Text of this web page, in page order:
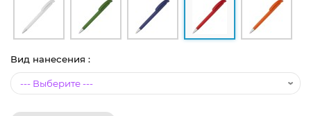
Вид нанесения :